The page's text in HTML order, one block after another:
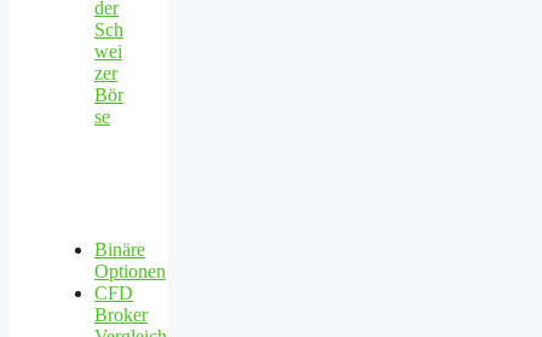
der
Sch
wei
zer
Bör
se
Binäre
Optionen
CFD
Broker